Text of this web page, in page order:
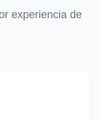
experiencia de